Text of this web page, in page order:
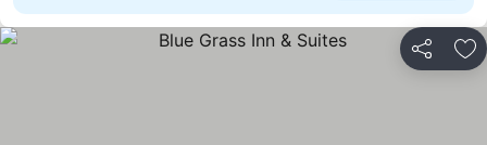
Partilhar